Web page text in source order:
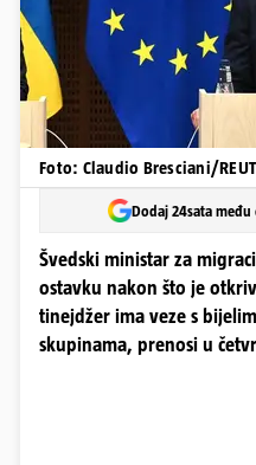
Foto: Claudio Bresciani/
Dodaj 24sata
Švedski ministar za
ostavku nakon što je
tinejdžer ima veze s
skupinama, prenosi u